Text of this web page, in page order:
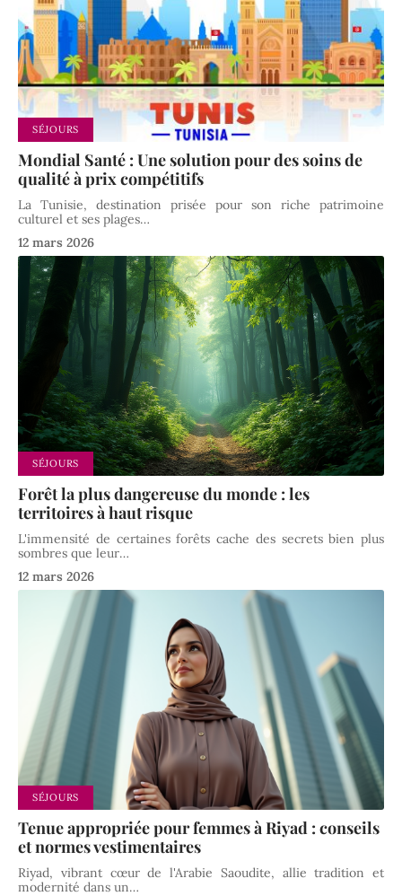
SÉJOURS
Mondial Santé : Une solution pour des soins de
qualité à prix compétitifs
La Tunisie, destination prisée pour son riche patrimoine
culturel et ses plages…
12 mars 2026
SÉJOURS
Forêt la plus dangereuse du monde : les
territoires à haut risque
L'immensité de certaines forêts cache des secrets bien plus
sombres que leur…
12 mars 2026
SÉJOURS
Tenue appropriée pour femmes à Riyad : conseils
et normes vestimentaires
Riyad, vibrant cœur de l'Arabie Saoudite, allie tradition et
modernité dans un…